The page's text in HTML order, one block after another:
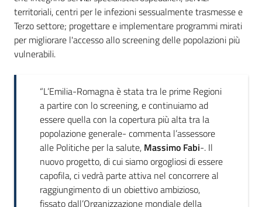
territoriali, centri per le infezioni sessualmente trasmesse e
Terzo settore; progettare e implementare programmi mirati
per migliorare l'accesso allo screening delle popolazioni più
vulnerabili.
“L’Emilia-Romagna è stata tra le prime Regioni
a partire con lo screening, e continuiamo ad
essere quella con la copertura più alta tra la
popolazione generale- commenta l’assessore
alle Politiche per la salute, Massimo Fabi-. Il
nuovo progetto, di cui siamo orgogliosi di essere
capofila, ci vedrà parte attiva nel concorrere al
raggiungimento di un obiettivo ambizioso,
fissato dall’Organizzazione mondiale della